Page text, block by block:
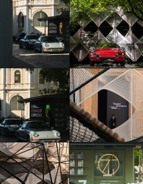
The Art of Dreams
Samuele Paganotti
The Art of Dreams
Samuele Paganotti
The Art of Dreams
Samuele Paganotti
The Art of Dreams
Samuele Paganotti